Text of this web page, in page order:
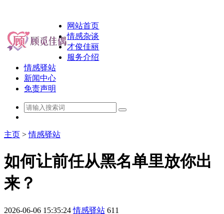
网站首页
情感杂谈
才俊佳丽
服务介绍
情感驿站
新闻中心
免责声明
主页 >情感驿站
如何让前任从黑名单里放你出
来？
2026-06-06 15:35:24 情感驿站 611